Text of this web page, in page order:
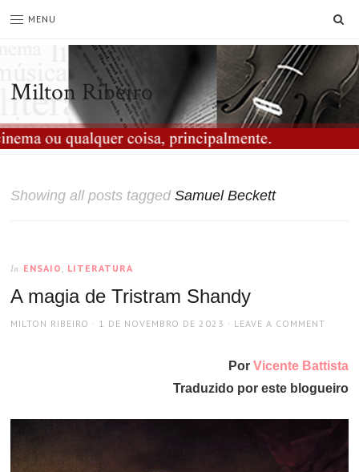
MENU
Milton Ribeiro
Showing all posts taggedSamuel Beckett
In ENSAIO , LITERATURA
A magia de Tristram Shandy
AUTHOR
MILTON RIBEIRO
POSTED
1 DE NOVEMBRO DE 2023 LEAVE A COMMENT
Por Vicente Battista
Traduzido por este blogueiro